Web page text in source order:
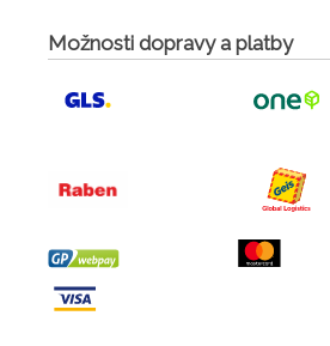
Možnosti dopravy a platby